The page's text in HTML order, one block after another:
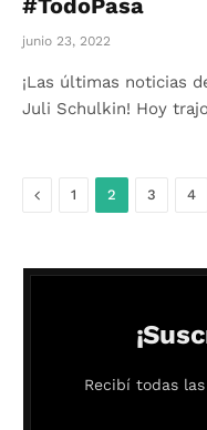
#TodoPasa
junio 23, 2022
¡Las últimas noticias
Juli Schulkin! Hoy
Anterior
1 2 3 4
Recibí todas